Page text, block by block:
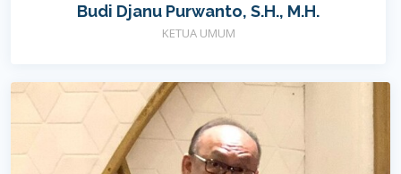
Budi Djanu Purwanto, S.H., M.H.
KETUA UMUM